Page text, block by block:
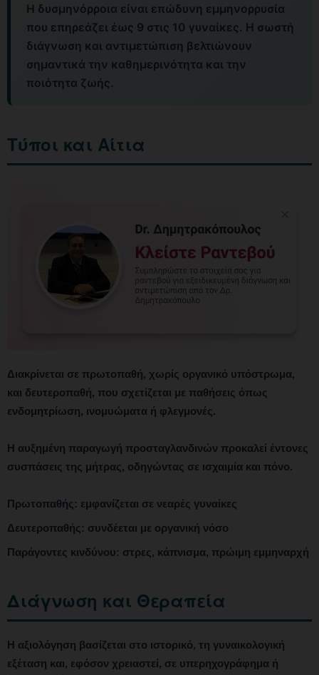
Η δυσμηνόρροια είναι επώδυνη εμμηνορρυσία
που επηρεάζει έως 9 στις 10 γυναίκες. Η σωστή
διάγνωση και αντιμετώπιση βελτιώνουν
σημαντικά την καθημερινότητα και την
ποιότητα ζωής.
Τύποι και Αίτια
Διακρίνεται σε πρωτοπαθή, χωρίς οργανικό υπόστρωμα,
και δευτεροπαθή, που σχετίζεται με παθήσεις όπως
ενδομητρίωση, ινομυώματα ή φλεγμονές.
Η αυξημένη παραγωγή προσταγλανδινών προκαλεί έντονες
συσπάσεις της μήτρας, οδηγώντας σε ισχαιμία και πόνο.
Πρωτοπαθής: εμφανίζεται σε νεαρές γυναίκες
Δευτεροπαθής: συνδέεται με οργανική νόσο
Παράγοντες κινδύνου: στρες, κάπνισμα, πρώιμη εμμηναρχή
Διάγνωση και Θεραπεία
Η αξιολόγηση βασίζεται στο ιστορικό, τη γυναικολογική
εξέταση και, εφόσον χρειαστεί, σε υπερηχογράφημα ή